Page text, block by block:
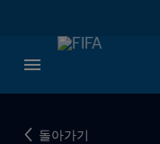
돌아가기